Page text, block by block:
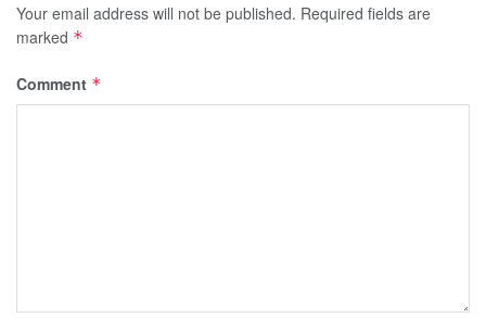
Your email address will not be published. Required fields are
marked *
Comment *